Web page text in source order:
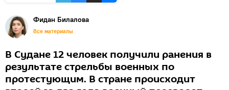
Фидан Билалова
Все материалы
В Судане 12 человек получили ранения в
результате стрельбы военных по
протестующим. В стране происходит